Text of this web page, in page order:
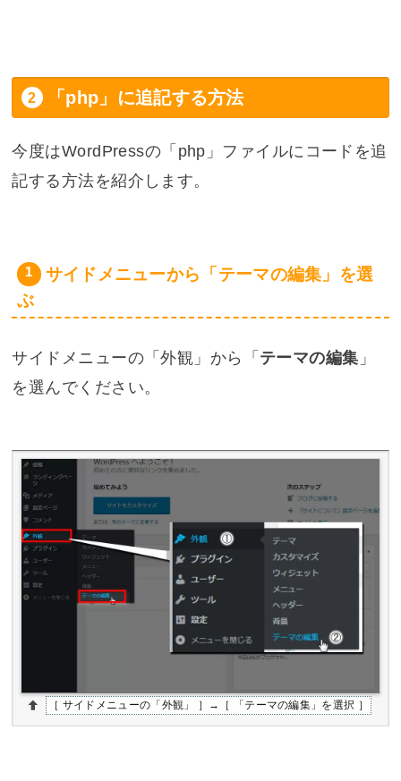
「php」に追記する方法
今度はWordPressの「php」ファイルにコードを追
記する方法を紹介します。
サイドメニューから「テーマの編集」を選
ぶ
サイドメニューの「外観」から「 テーマの編集 」
を選んでください。
［ サイドメニューの「外観」 ］→［ 「テーマの編集」を選択 ］